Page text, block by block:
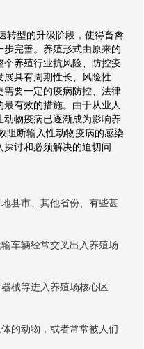
型的升级阶段，使得畜禽
完善。养殖形式由原来的
养殖行业抗风险、防控疫
具有周期性长、风险性
要一定的疫病防控、法律
有效的措施。由于从业人
物疫病已逐渐成为影响养
阻断输入性动物疫病的感染
讨和必须解决的迫切问
县市、其他省份、有些甚
车辆经常交叉出入养殖场
械等进入养殖场核心区
的动物，或者常常被人们